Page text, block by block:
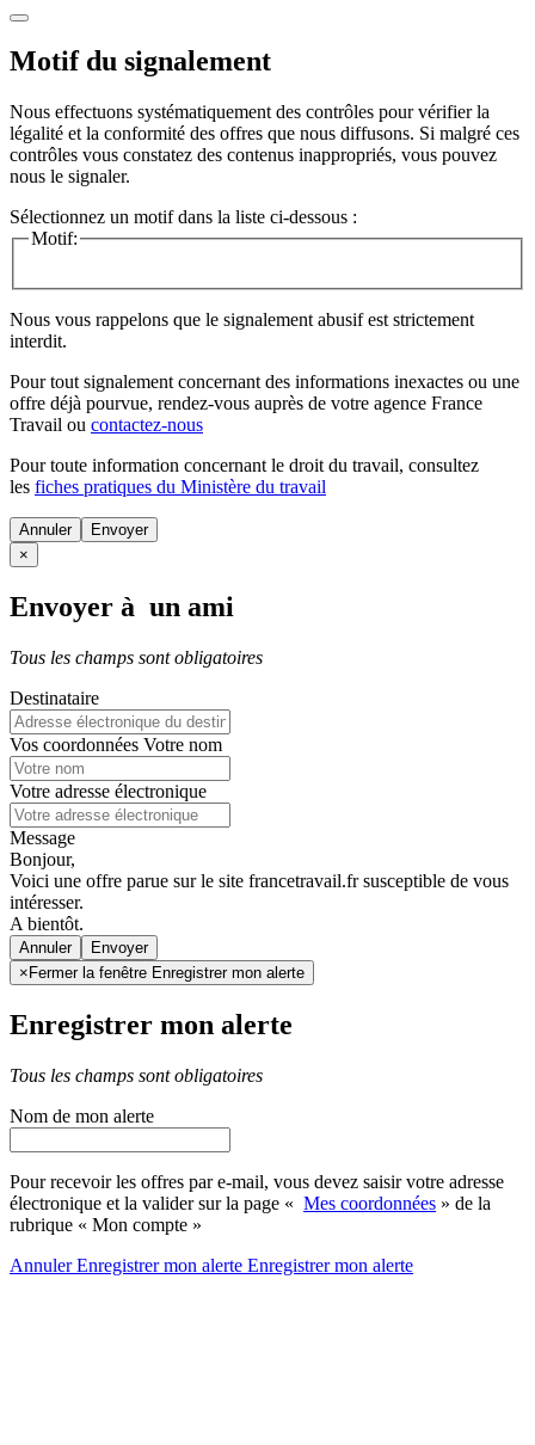
Motif du signalement
Nous effectuons systématiquement des contrôles pour vérifier la
légalité et la conformité des offres que nous diffusons. Si malgré ces
contrôles vous constatez des contenus inappropriés, vous pouvez
nous le signaler.
Sélectionnez un motif dans la liste ci-dessous :
Motif:
Nous vous rappelons que le signalement abusif est strictement
interdit.
Pour tout signalement concernant des informations inexactes ou une
offre déjà pourvue, rendez-vous auprès de votre agence France
Travail ou contactez-nous
Pour toute information concernant le droit du travail, consultez
les fiches pratiques du Ministère du travail
Annuler
×
Envoyer à un ami
Tous les champs sont obligatoires
Destinataire
Vos coordonnées Votre nom
Votre adresse électronique
Message
Bonjour,
Voici une offre parue sur le site francetravail.fr susceptible de vous
intéresser.
A bientôt.
Annuler
× Fermer la fenêtre Enregistrer mon alerte
Enregistrer mon alerte
Tous les champs sont obligatoires
Nom de mon alerte
Pour recevoir les offres par e-mail, vous devez saisir votre adresse
électronique et la valider sur la page « Mes coordonnées » de la
rubrique « Mon compte »
AnnulerEnregistrer mon alerte Enregistrermon alerte